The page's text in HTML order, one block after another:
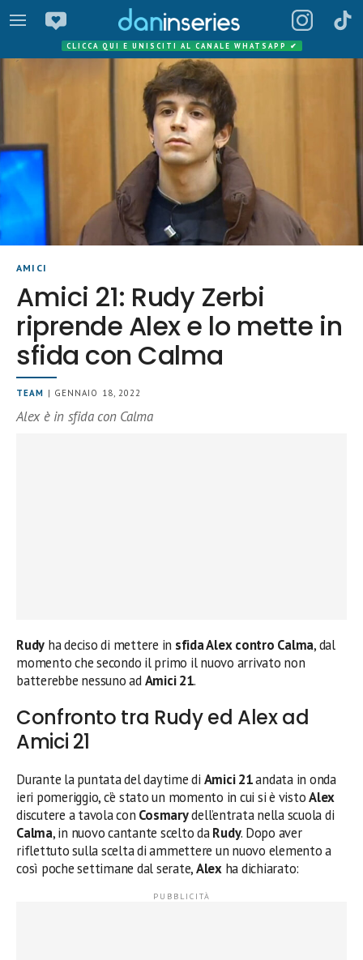
CLICCA QUI E UNISCITI AL CANALE WHATSAPP ✔
AMICI
Amici 21: Rudy Zerbi
riprende Alex e lo mette in
sfida con Calma
TEAM | GENNAIO 18, 2022
Alex è in sfida con Calma
Rudy ha deciso di mettere in sfida Alex contro Calma, dal
momento che secondo il primo il nuovo arrivato non
batterebbe nessuno adAmici 21.
Confronto tra Rudy ed Alex ad
Amici 21
Durante la puntata del daytime di Amici 21andata in onda
ieri pomeriggio, c’è stato un momento in cui si è vistoAlex
discutere a tavola con Cosmarydell’entrata nella scuola di
Calma, in nuovo cantante scelto daRudy. Dopo aver
riflettuto sulla scelta di ammettere un nuovo elemento a
così poche settimane dal serate,Alexha dichiarato: